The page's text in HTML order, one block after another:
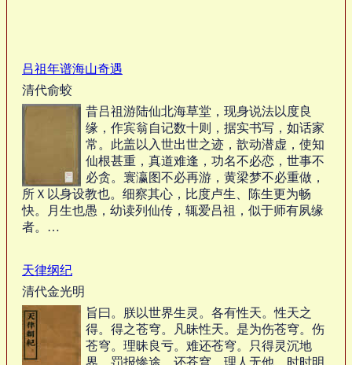
吕祖年谱海山奇遇
清代俞蛟
昔吕祖游陆仙北海草堂，现身说法以度良
缘，作宾翁自记数十则，据实书写，如话家
常。此盖以入世出世之迹，歆动潜虚，使知
仙根甚重，真道难逢，功名不必恋，世事不
必贪。寰瀛图不必再游，黄梁梦不必重做，
所Ｘ以身设教也。细察其心，比度卢生、陈生更为畅
快。月生也愚，幼读列仙传，辄爱吕祖，似于师有夙缘
者。…
天律纲纪
清代金光明
旨曰。朕以世界生灵。各有性天。性天之
得。得之苍穹。凡昧性天。是为伤苍穹。伤
苍穹。理昧良亏。难还苍穹。只得灵沉地
界。罚报惨途。还苍穹。理人无他。时时明